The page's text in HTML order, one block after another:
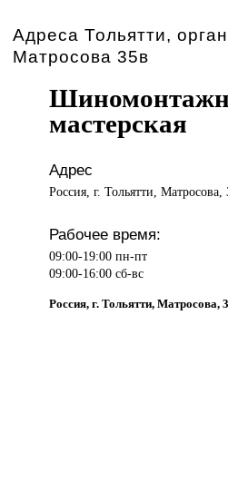
Адреса Тольятти,
Матросова 35в
мастерская
Адрес
Россия, г. Тольятти, Матросова,
Рабочее время:
09:00-19:00 пн-пт
09:00-16:00 сб-вс
Россия, г. Тольятти, Матросова,